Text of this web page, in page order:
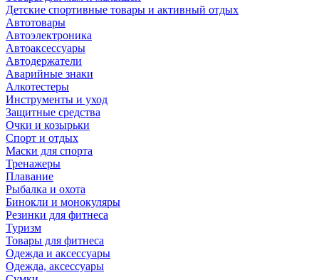
Детские спортивные товары и активный отдых
Автотовары
Автоэлектроника
Автоаксессуары
Автодержатели
Аварийные знаки
Алкотестеры
Инструменты и уход
Защитные средства
Очки и козырьки
Спорт и отдых
Маски для спорта
Тренажеры
Плавание
Рыбалка и охота
Бинокли и монокуляры
Резинки для фитнеса
Туризм
Товары для фитнеса
Одежда и аксессуары
Одежда, аксессуары